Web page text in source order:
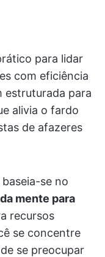
para lidar
com eficiência
estruturada para
alivia o fardo
de afazeres
se no
mente para
recursos
se concentre
se preocupar